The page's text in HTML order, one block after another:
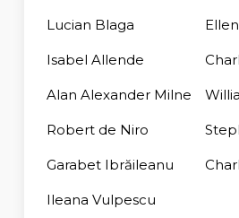
Lucian Blaga
Isabel Allende
Alan Alexander Milne
Robert de Niro
Garabet Ibrăileanu
Ileana Vulpescu